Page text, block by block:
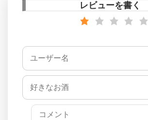
レビューを書く